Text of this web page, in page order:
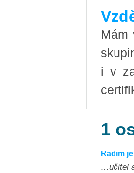
Mám
i v
1
Radim
…učitel